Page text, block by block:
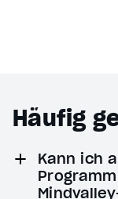
Häufig
Kann ich